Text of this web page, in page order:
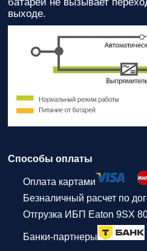
выходе.
Способы оплаты
Оплата картами
Безналичный расчет по
Отгрузка ИБП Eaton 9SX
Банки-партнеры